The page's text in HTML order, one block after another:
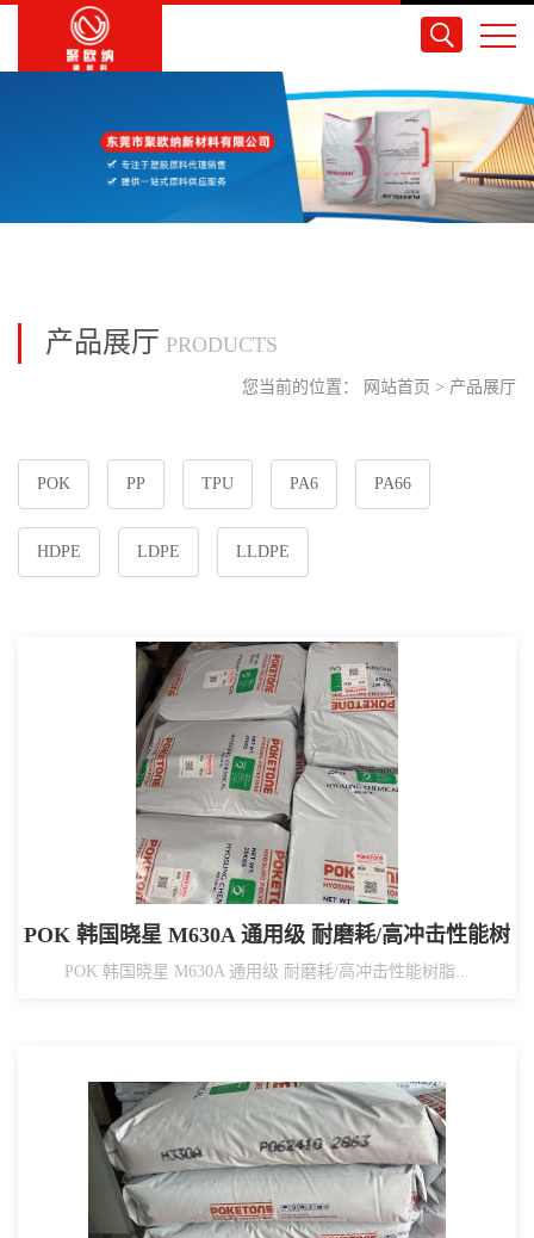
产品展厅 PRODUCTS
您当前的位置： 网站首页 > 产品展厅
POK PP TPU PA6 PA66
HDPE LDPE LLDPE
POK 韩国晓星 M630A 通用级 耐磨耗/高冲击性能树
脂材料
POK 韩国晓星 M630A 通用级 耐磨耗/高冲击性能树脂...